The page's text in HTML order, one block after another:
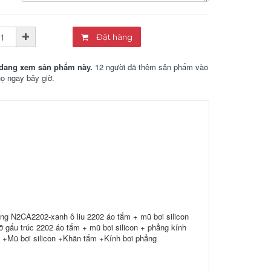
Đặt hàng
xem sản phẩm này. 12 người đã thêm sản phẩm vào
ngay bây giờ.
N2CA2202-xanh ô liu 2202 áo tắm + mũ bơi silicon
trúc 2202 áo tắm + mũ bơi silicon + phẳng kính
bơi silicon +Khăn tắm +Kính bơi phẳng